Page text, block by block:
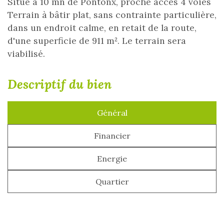
Terrain à bâtir plat, sans contrainte particulière,
dans un endroit calme, en retait de la route,
d'une superficie de 911 m². Le terrain sera
viabilisé.
descriptif du bien
Général
Financier
Energie
Quartier